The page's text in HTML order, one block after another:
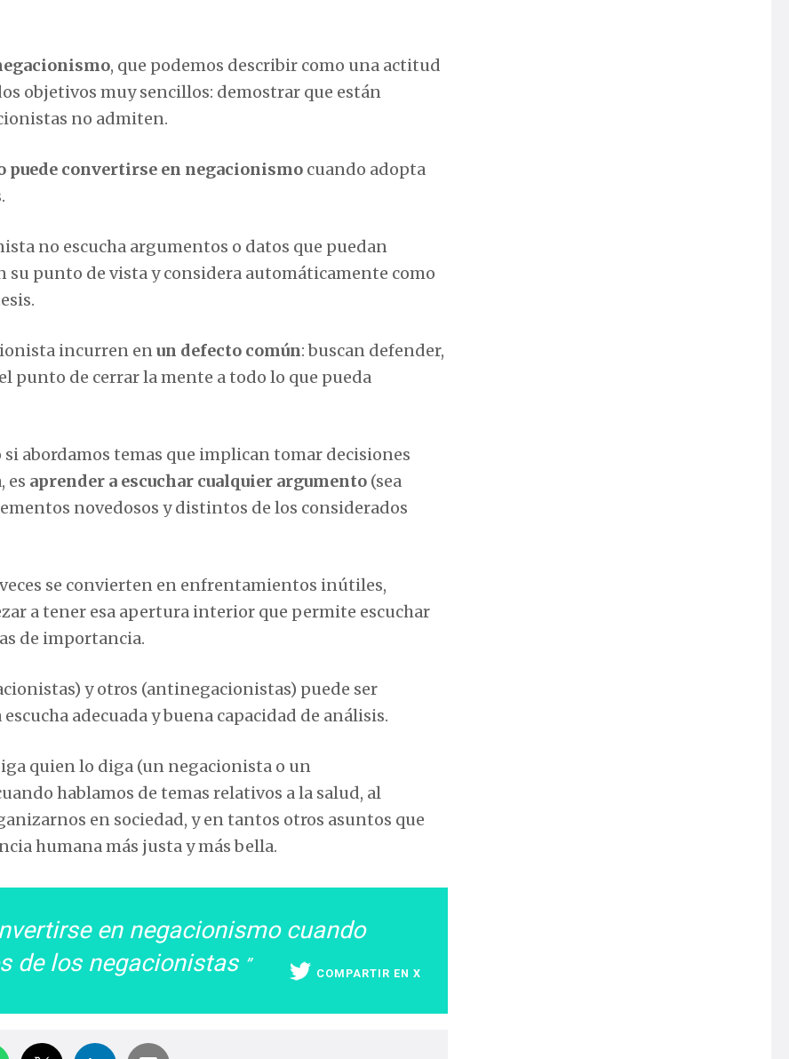
, que podemos describir como una actitud
objetivos muy sencillos: demostrar que están
no admiten.
convertirse en negacionismo cuando adopta
no escucha argumentos o datos que puedan
su punto de vista y considera automáticamente como
incurren enun defecto común: buscan defender,
punto de cerrar la mente a todo lo que pueda
abordamos temas que implican tomar decisiones
es aprender a escuchar cualquier argumento (sea
novedosos y distintos de los considerados
se convierten en enfrentamientos inútiles,
a tener esa apertura interior que permite escuchar
de importancia.
y otros (antinegacionistas) puede ser
adecuada y buena capacidad de análisis.
quien lo diga (un negacionista o un
hablamos de temas relativos a la salud, al
en sociedad, y en tantos otros asuntos que
humana más justa y más bella.
en negacionismo cuando
de los negacionistas
COMPARTIR EN X